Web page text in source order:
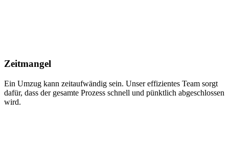
Zeitmangel
Ein Umzug kann zeitaufwändig sein. Unser effizientes Team sorgt
dafür, dass der gesamte Prozess schnell und pünktlich abgeschlossen
wird.